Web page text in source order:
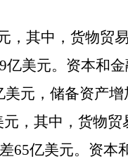
，其中，货物贸
美元。资本和
元，储备资产增
，其中，货物
65亿美元。资本